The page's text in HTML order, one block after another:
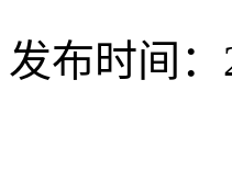
发布时间：